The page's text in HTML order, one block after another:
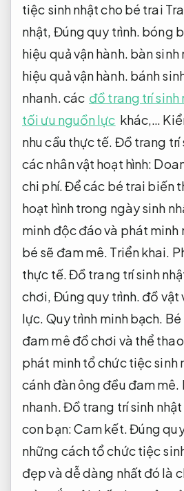
tiệc sinh nhật cho bé trai
nhật, Đúng quy trình. bóng
hiệu quả vận hành. bàn sinh
hiệu quả vận hành. bánh
nhanh.các đồ trang trí sinh
tối ưu nguồn lực khác,…
nhu cầu thực tế. Đồ trang trí
các nhân vật hoạt hình:
chi phí.Để các bé trai biến
hoạt hình trong ngày sinh
minh độc đáo và phát minh
bé sẽ đam mê. Triển khai.
thực tế.Đồ trang trí sinh
chơi, Đúng quy trình. đồ vật
lực. Quy trình minh bạch.
đam mê đồ chơi và thể
phát minh tổ chức tiệc sinh
cánh đàn ông đều đam mê.
nhanh.Đồ trang trí sinh
con bạn:Cam kết.Đúng
những cách tổ chức tiệc
đẹp và dễ dàng nhất đó là